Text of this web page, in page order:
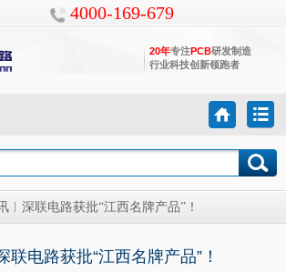
4000-169-679
20年专注PCB研发制造
行业科技创新领跑者
︱深联电路获批“江西名牌产品”！
联电路获批“江西名牌产品”！